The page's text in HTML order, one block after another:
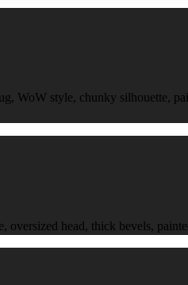
WoW style, chunky silhouette,
oversized head, thick bevels,